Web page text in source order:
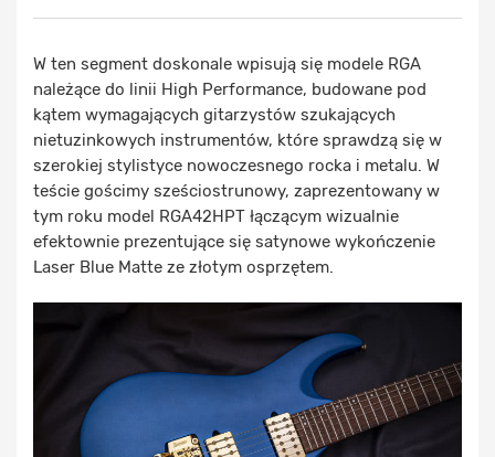
W ten segment doskonale wpisują się modele RGA
należące do linii High Performance, budowane pod
kątem wymagających gitarzystów szukających
nietuzinkowych instrumentów, które sprawdzą się w
szerokiej stylistyce nowoczesnego rocka i metalu. W
teście gościmy sześciostrunowy, zaprezentowany w
tym roku model RGA42HPT łączącym wizualnie
efektownie prezentujące się satynowe wykończenie
Laser Blue Matte ze złotym osprzętem.